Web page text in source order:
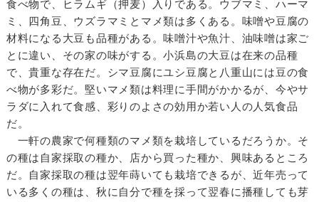
食べ物で、ヒラムギ（押麦）入りである。ウブマミ、ハーマ
ミ、四角豆、ウズラマミとマメ類は多くある。味噌や豆腐の
材料になる大豆も品種がある。味噌汁や魚汁、油味噌は家ご
とに違い、その家の味がする。小浜島の大豆は在来の品種
で、貴重な存在だ。シマ豆腐にユシ豆腐と八重山には豆の食
べ物が多彩だ。堅いマメ類は料理に手間がかかるが、今やサ
ラダに入れて食感、彩りのよさの効用か若い人の人気食品
だ。
一軒の農家で何種類のマメ類を栽培しているだろうか。そ
の種は自家採取の種か、店から買った種か、興味あるところ
だ。自家採取の種は翌年蒔いても栽培できるが、近年売って
いる多くの種は、秋に自分で種を採って翌春に播種しても芽